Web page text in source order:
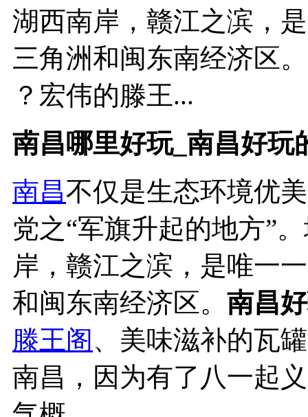
湖西南岸，赣江之滨，
三角洲和闽东南经济区
？宏伟的滕王...
南昌哪里好玩_南昌好玩
南昌不仅是生态环境优
党之“军旗升起的地方”
岸，赣江之滨，是唯一
和闽东南经济区。 南昌
滕王阁、美味滋补的瓦
南昌，因为有了八一起